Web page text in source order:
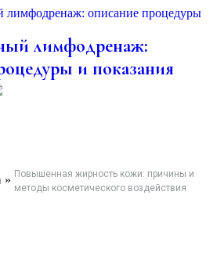
лимфодренаж:
и показания
» Повышенная жирность кожи: причины и
методы косметического воздействия